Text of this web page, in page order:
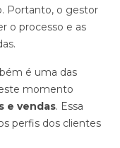
Portanto, o gestor
o processo e as
é uma das
momento
e vendas. Essa
perfis dos clientes